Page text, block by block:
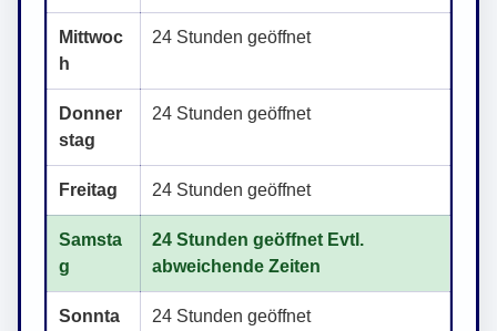
Mittwoc
h
24 Stunden geöffnet
Donner
stag
24 Stunden geöffnet
Freitag 24 Stunden geöffnet
Samsta
g
24 Stunden geöffnet Evtl.
abweichende Zeiten
Sonnta
24 Stunden geöffnet